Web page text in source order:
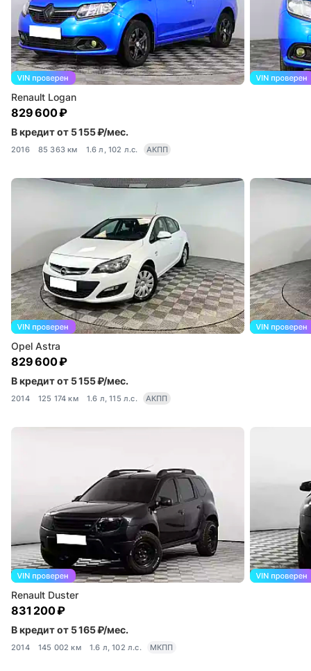
Renault Logan
829 600 ₽
В кредит от 5 155 ₽/мес.
2016 85 363 км 1.6 л, 102 л.с. АКПП
Opel Astra
829 600 ₽
В кредит от 5 155 ₽/мес.
2014 125 174 км 1.6 л, 115 л.с. АКПП
Renault Duster
831 200 ₽
В кредит от 5 165 ₽/мес.
2014 145 002 км 1.6 л, 102 л.с. МКПП